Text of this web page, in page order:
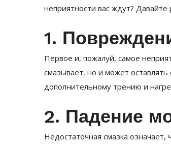
неприятности вас ждут? Давайте
1.
Первое и, пожалуй, самое
смазывает, но и может
дополнительному трению и
2. Падение
Недостаточная смазка означает,